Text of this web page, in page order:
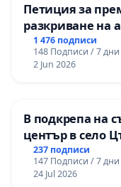
Петиция за
разкриване на
Могиланската
1 476 подписи
148 Подписи / 7 дни
2 Jun 2026
В подкрепа на
център в село
237 подписи
147 Подписи / 7 дни
24 Jul 2026